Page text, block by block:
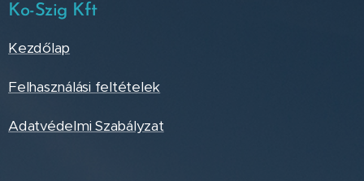
Ko-Szig Kft
Kezdőlap
Felhasználási feltételek
Adatvédelmi Szabályzat